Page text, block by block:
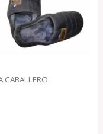
CABALLERO